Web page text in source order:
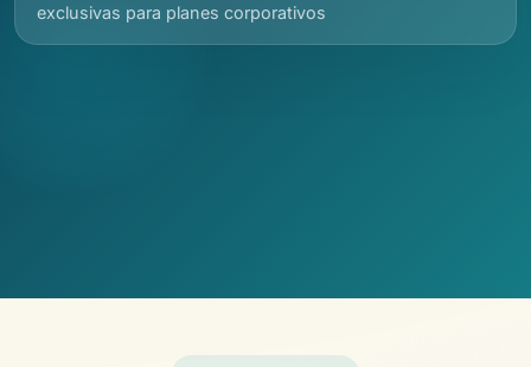
exclusivas para planes corporativos